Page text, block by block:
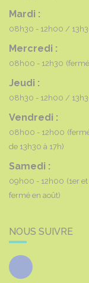
Mardi :
08h30 - 12h00
Mercredi :
08h00 - 12h30
Jeudi :
08h30 - 12h00
Vendredi :
08h00 - 12h00
de 13h30 à 17h)
Samedi :
09h00 - 12h00 (1er
fermé en août)
NOUS SUIVRE
Facebook